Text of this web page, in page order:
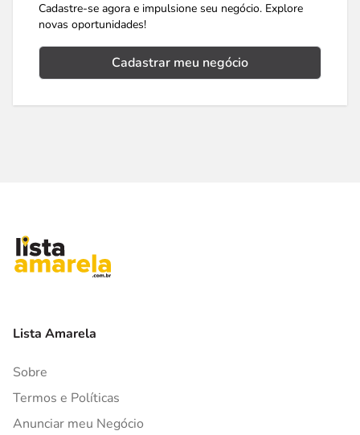
Cadastre-se agora e impulsione seu negócio. Explore
novas oportunidades!
Cadastrar meu negócio
Lista Amarela
Sobre
Termos e Políticas
Anunciar meu Negócio